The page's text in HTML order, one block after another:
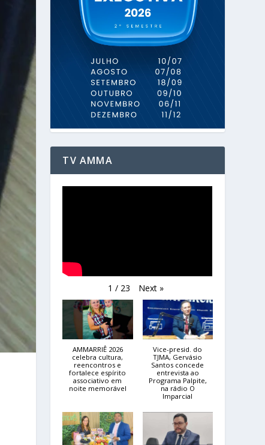
TV AMMA
1 / 23 Next »
AMMARRIÊ 2026
celebra cultura,
reencontros e
fortalece espírito
associativo em
noite memorável
Vice-presid. do
TJMA, Gervásio
Santos concede
entrevista ao
Programa Palpite,
na rádio O
Imparcial